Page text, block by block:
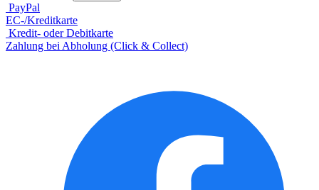
PayPal
EC-/Kreditkarte
Kredit- oder Debitkarte
Zahlung bei Abholung (Click & Collect)